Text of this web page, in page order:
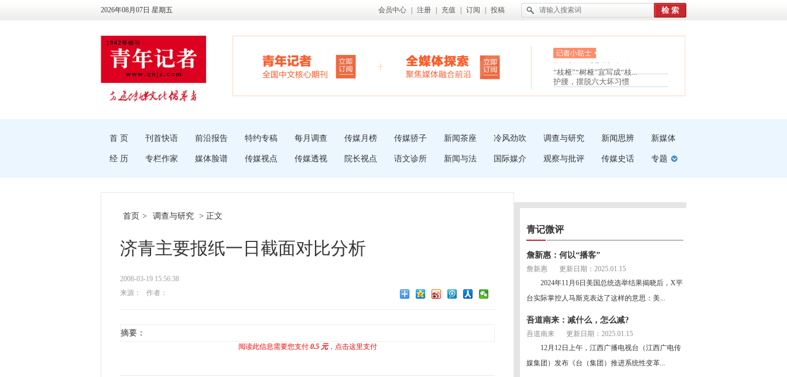
2026年08月07日 星期五 会员中心 注册 充值 订阅 投稿
眼白变红或是结膜下出血
“枝桠”“树桠”宜写成“枝...
夏天缓解疲劳有三招
护腰，摆脱六大坏习惯
受伤了冰敷还是热敷
首 页 刊首快语 前沿报告 特约专稿 每月调查 传媒月榜 传媒骄子 新闻茶座 冷风劲吹 调查与研究 新闻思辨 新媒体
经 历 专栏作家 媒体脸谱 传媒视点 传媒透视 院长视点 语文诊所 新闻与法 国际媒介 观察与批评 传媒史话 专题
首页 > 调查与研究 > 正文
济青主要报纸一日截面对比分析
2008-03-19 15:56:38
来源：
作者：
摘要：
阅读此信息需要您支付 0.5 元，点击这里支付
青记微评
詹新惠：何以“播客”
詹新惠
更新日期：2025.01.15
2024年11月6日美国总统选举结果揭晓后，X平
台实际掌控人马斯克表达了这样的意思：美...
吾道南来：减什么，怎么减?
吾道南来
更新日期：2025.01.15
12月12日上午，江西广播电视台（江西广电传
媒集团）发布《台（集团）推进系统性变革...